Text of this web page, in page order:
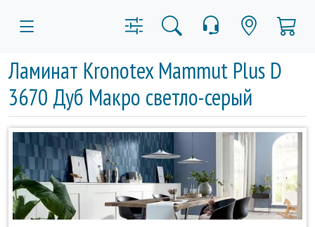
Ламинат Kronotex Mammut Plus D
3670 Дуб Макро светло-серый